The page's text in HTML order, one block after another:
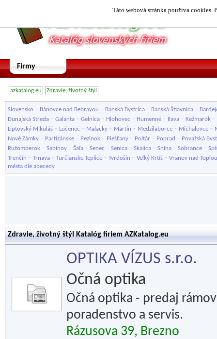
Táto webová stránka používa cookies.
Firmy
azkatalog.eu Zdravie, životný štýl
Slovensko - Bánovce nad Bebravou - Banská Bystrica - Banská Štiavnica -
Dunajská Streda - Galanta - Gelnica - Hlohovec - Humenné - Ilava - Kežmarok -
Liptovský Mikuláš - Lučenec - Malacky - Martin - Medzilaborce - Michalovce -
Nové Zámky - Partizánske - Pezinok - Piešťany - Poltár - Poprad - Považská
Ružomberok - Sabinov - Šaľa - Senec - Senica - Skalica - Snina - Sobrance -
Trenčín - Trnava - Turčianske Teplice - Tvrdošín - Veľký Krtíš - Vranov nad Topľou
města dle abecedy
Zdravie, životný štýl Katalóg firiem AZKatalog.eu
OPTIKA VÍZUS s.r.o.
Očná optika
Očná optika - predaj
poradenstvo a servis.
Rázusova 39, Brezno